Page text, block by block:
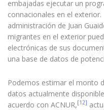
embajadas ejecutar un
connacionales en el
administración de Juan
migrantes en el exterior
electrónicas de sus
una base de datos de
Podemos estimar el monto
datos actualmente
acuerdo con ACNUR,[12]